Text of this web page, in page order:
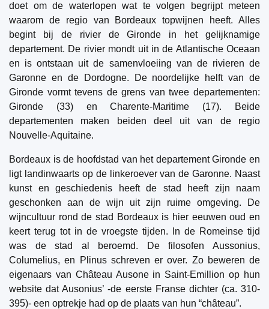
doet om de waterlopen wat te volgen begrijpt meteen
waarom de regio van Bordeaux topwijnen heeft. Alles
begint bij de rivier de Gironde in het gelijknamige
departement. De rivier mondt uit in de Atlantische Oceaan
en is ontstaan uit de samenvloeiing van de rivieren de
Garonne en de Dordogne. De noordelijke helft van de
Gironde vormt tevens de grens van twee departementen:
Gironde (33) en Charente-Maritime (17). Beide
departementen maken beiden deel uit van de regio
Nouvelle-Aquitaine.
Bordeaux is de hoofdstad van het departement Gironde en
ligt landinwaarts op de linkeroever van de Garonne. Naast
kunst en geschiedenis heeft de stad heeft zijn naam
geschonken aan de wijn uit zijn ruime omgeving. De
wijncultuur rond de stad Bordeaux is hier eeuwen oud en
keert terug tot in de vroegste tijden. In de Romeinse tijd
was de stad al beroemd. De filosofen Aussonius,
Columelius, en Plinus schreven er over. Zo beweren de
eigenaars van Château Ausone in Saint-Emillion op hun
website dat Ausonius’ -de eerste Franse dichter (ca. 310-
395)- een optrekje had op de plaats van hun “château”.